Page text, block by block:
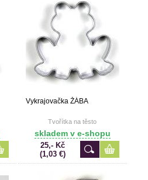
Vykrajovačka ŽÁBA
Tvořítka na těsto
skladem v e-shopu
25,- Kč
(1,03 €)